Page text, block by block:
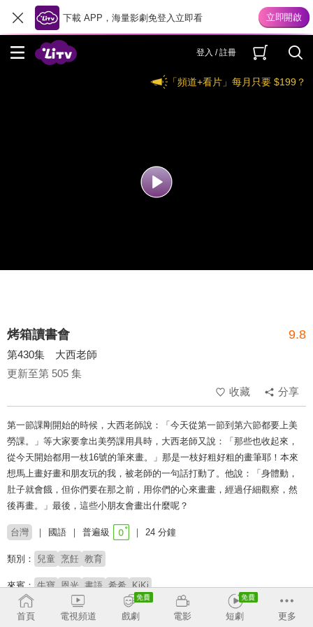
下載 APP，海量影劇免登入立即看
登入 / 註冊
「頻道+看片」每月只要 $199？
烤箱讀書會 9.8
第430集 大西老師
更新至第 505 集
收藏
分享
第一節課剛開始的時候，大西老師說：「今天從第一節到第六節都要上美
勞課。」等大家要拿出美勞課用具時，大西老師又說：「那些也收起來，
從今天開始都用一枝16號的筆來畫。」那是一枝好粗好粗的畫筆耶！本來
想馬上畫好畫和朋友玩的我，被老師的一句話打動了。他說：「身體動，
肚子就會餓，但你們要在那之前，用你們的心來畫畫，經過仔細觀察，然
後再畫。」最後，這些小朋友會畫出什麼呢？
台灣 國語 普遍級 24 分鐘
類別： 兒童 烹飪 教育
來賓： 牛寶 恩光 書語 希希 KiKi
主持： 劉清彥 李宣榕
首頁 電視頻道 戲劇 電影 短劇 更多